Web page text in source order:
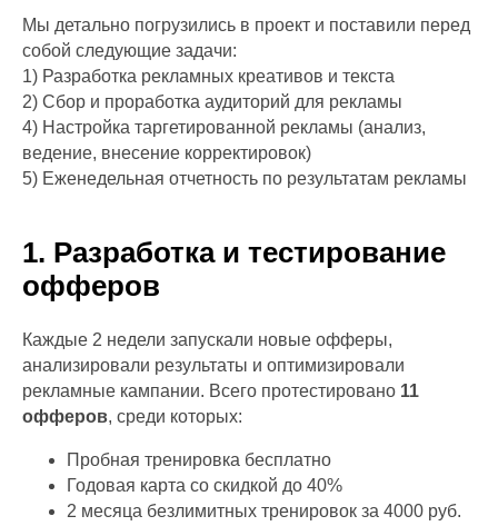
Мы детально погрузились в проект и поставили перед
собой следующие задачи:
1) Разработка рекламных креативов и текста
2) Сбор и проработка аудиторий для рекламы
4) Настройка таргетированной рекламы (анализ,
ведение, внесение корректировок)
5) Еженедельная отчетность по результатам рекламы
1. Разработка и тестирование
офферов
Каждые 2 недели запускали новые офферы,
анализировали результаты и оптимизировали
рекламные кампании. Всего протестировано 11
офферов, среди которых:
Пробная тренировка бесплатно
Годовая карта со скидкой до 40%
2 месяца безлимитных тренировок за 4000 руб.